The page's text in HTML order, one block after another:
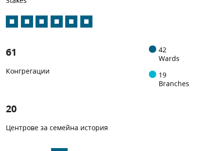
61
Конгрегации
42
Wards
19
Branches
20
Центрове за семейна история